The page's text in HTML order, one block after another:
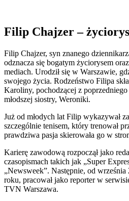
Filip Chajzer –
Filip Chajzer, syn znanego
odznacza się bogatym życiorysem
mediach. Urodził się w Warszawie,
swojego życia. Rodzeństwo Filipa
Karoliny, pochodzącej z poprzedniego
młodszej siostry, Weroniki.
Już od młodych lat Filip wykazywał
szczególnie tenisem, który trenował
prawdziwa pasja skierowała go w
Karierę zawodową rozpoczął jako
czasopismach takich jak „Super
„Newsweek”. Następnie, od września
roku, pracował jako reporter w
TVN Warszawa.